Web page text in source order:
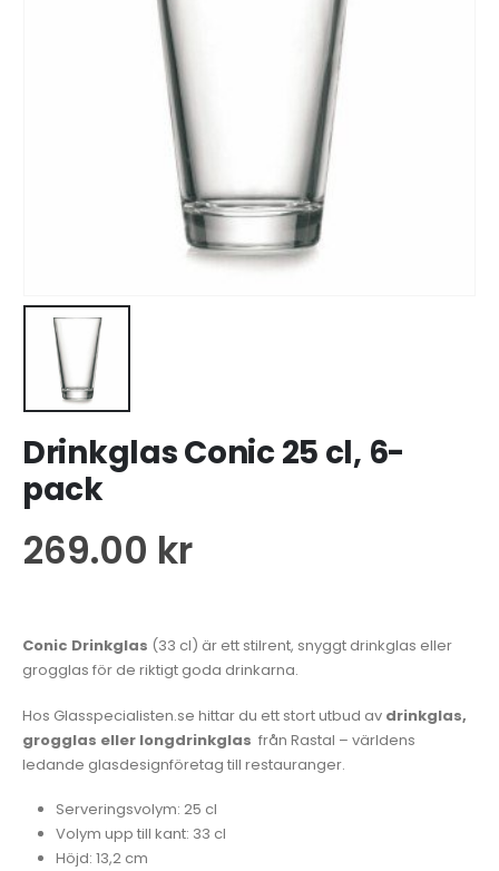
Drinkglas Conic 25 cl, 6-
pack
269.00 kr
Conic Drinkglas (33 cl) är ett stilrent, snyggt drinkglas eller
grogglas för de riktigt goda drinkarna.
Hos Glasspecialisten.se hittar du ett stort utbud av drinkglas,
grogglas eller longdrinkglas från Rastal – världens
ledande glasdesignföretag till restauranger.
Serveringsvolym: 25 cl
Volym upp till kant: 33 cl
Höjd: 13,2 cm